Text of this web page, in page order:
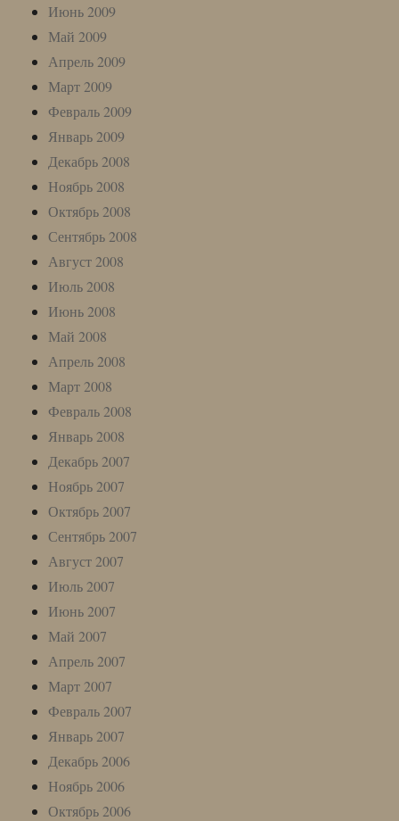
Июнь 2009
Май 2009
Апрель 2009
Март 2009
Февраль 2009
Январь 2009
Декабрь 2008
Ноябрь 2008
Октябрь 2008
Сентябрь 2008
Август 2008
Июль 2008
Июнь 2008
Май 2008
Апрель 2008
Март 2008
Февраль 2008
Январь 2008
Декабрь 2007
Ноябрь 2007
Октябрь 2007
Сентябрь 2007
Август 2007
Июль 2007
Июнь 2007
Май 2007
Апрель 2007
Март 2007
Февраль 2007
Январь 2007
Декабрь 2006
Ноябрь 2006
Октябрь 2006